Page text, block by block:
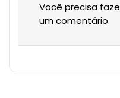
Você precisa
um comentário.